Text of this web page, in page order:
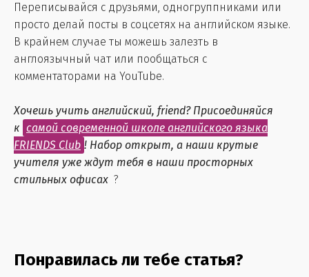
Переписывайся с друзьями, одногруппниками или
просто делай посты в соцсетях на английском языке.
В крайнем случае ты можешь залезть в
англоязычный чат или пообщаться с
комментаторами на YouTube.
Хочешь учить английский, friend? Присоединяйся
к самой современной школе английского языка
FRIENDS Club ! Набор открыт, а наши крутые
учителя уже ждут тебя в наши просторных
стильных офисах ?
Понравилась ли тебе статья?